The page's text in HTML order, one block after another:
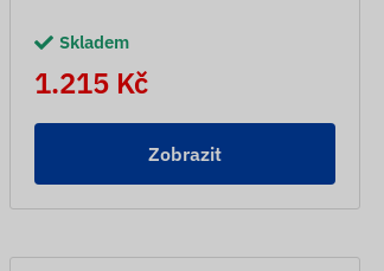
Skladem
1.215 Kč
Zobrazit